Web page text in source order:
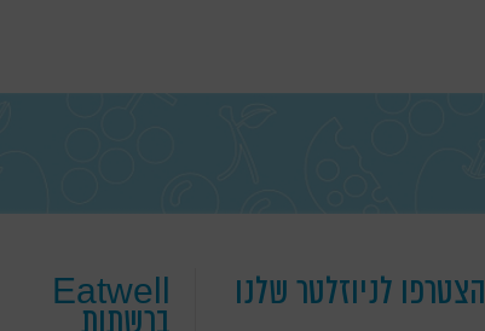
הצטרפו לניוזלטר שלנו Eatwell
ברשתות